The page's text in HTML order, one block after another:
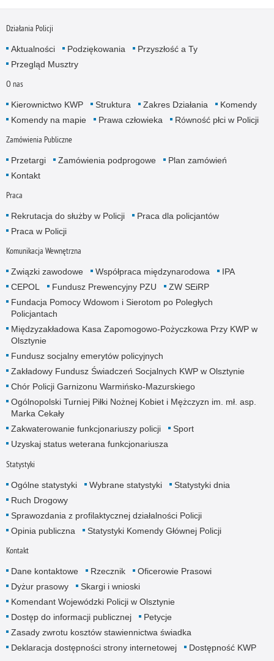
Działania Policji
Aktualności Podziękowania
Przyszłość a Ty
Przegląd Musztry
O nas
Kierownictwo KWP Struktura Zakres Działania
Komendy
Komendy na mapie
Prawa człowieka Równość płci w Policji
Zamówienia Publiczne
Przetargi Zamówienia podprogowe
Plan zamówień
Kontakt
Praca
Rekrutacja do służby w Policji
Praca dla policjantów
Praca w Policji
Komunikacja Wewnętrzna
Związki zawodowe Współpraca międzynarodowa
IPA
CEPOL
Fundusz Prewencyjny PZU
ZW SEiRP
Fundacja Pomocy Wdowom i Sierotom po Poległych
Policjantach
Międzyzakładowa Kasa Zapomogowo-Pożyczkowa Przy KWP w
Olsztynie
Fundusz socjalny emerytów policyjnych
Zakładowy Fundusz Świadczeń Socjalnych KWP w Olsztynie
Chór Policji Garnizonu Warmińsko-Mazurskiego
Ogólnopolski Turniej Piłki Nożnej Kobiet i Mężczyzn im. mł. asp.
Marka Cekały
Zakwaterowanie funkcjonariuszy policji
Sport
Uzyskaj status weterana funkcjonariusza
Statystyki
Ogólne statystyki Wybrane statystyki
Statystyki dnia
Ruch Drogowy
Sprawozdania z profilaktycznej działalności Policji
Opinia publiczna
Statystyki Komendy Głównej Policji
Kontakt
Dane kontaktowe Rzecznik
Oficerowie Prasowi
Dyżur prasowy
Skargi i wnioski
Komendant Wojewódzki Policji w Olsztynie
Dostęp do informacji publicznej
Petycje
Zasady zwrotu kosztów stawiennictwa świadka
Deklaracja dostępności strony internetowej
Dostępność KWP